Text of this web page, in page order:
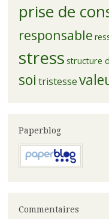
prise de
responsable
stress structure
soi tristesse
Paperblog
Commentaires